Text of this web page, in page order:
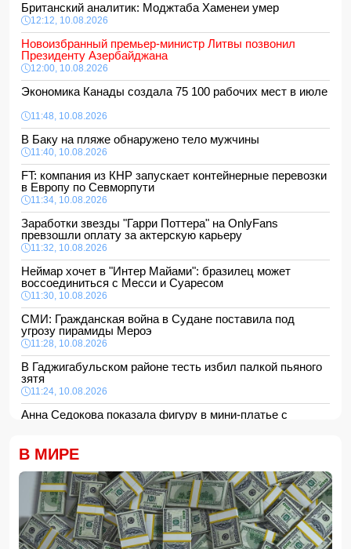
Британский аналитик: Моджтаба Хаменеи умер
12:12, 10.08.2026
Новоизбранный премьер-министр Литвы позвонил
Президенту Азербайджана
12:00, 10.08.2026
Экономика Канады создала 75 100 рабочих мест в июле
11:48, 10.08.2026
В Баку на пляже обнаружено тело мужчины
11:40, 10.08.2026
FT: компания из КНР запускает контейнерные перевозки
в Европу по Севморпути
11:34, 10.08.2026
Заработки звезды "Гарри Поттера" на OnlyFans
превзошли оплату за актерскую карьеру
11:32, 10.08.2026
Неймар хочет в "Интер Майами": бразилец может
воссоединиться с Месси и Суаресом
11:30, 10.08.2026
СМИ: Гражданская война в Судане поставила под
угрозу пирамиды Мероэ
11:28, 10.08.2026
В Гаджигабульском районе тесть избил палкой пьяного
зятя
11:24, 10.08.2026
Анна Седокова показала фигуру в мини-платье с
В Сабирабадском районе 59-летний мужчина погиб от
удара электрическим током
11:20, 10.08.2026
12 человек погибли и 8 пропали в результате оползней и
наводнений на Филиппинах- ФОТО/ВИДЕО
11:16, 10.08.2026
В МИРЕ